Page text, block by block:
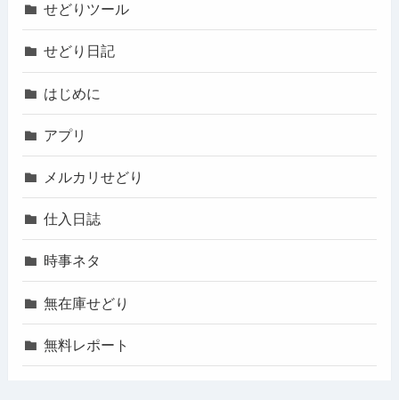
せどりツール
せどり日記
はじめに
アプリ
メルカリせどり
仕入日誌
時事ネタ
無在庫せどり
無料レポート